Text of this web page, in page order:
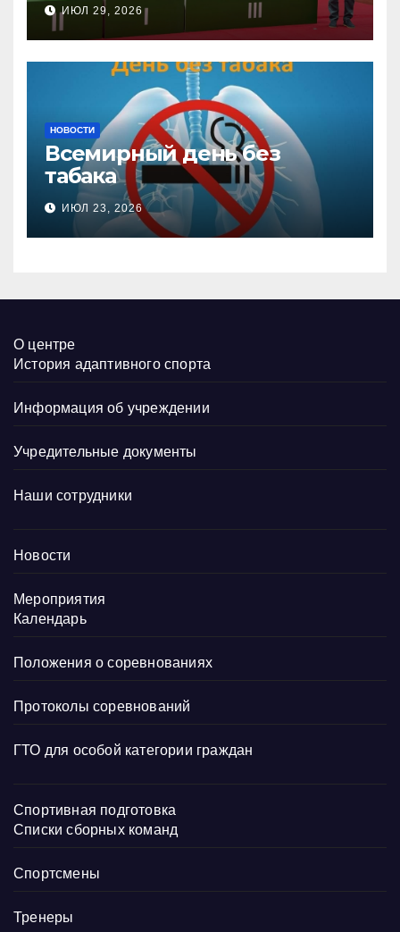
настольного тенниса ПОДА
ИЮЛ 29, 2026
НОВОСТИ
Всемирный день без
табака
ИЮЛ 23, 2026
О центре
История адаптивного спорта
Информация об учреждении
Учредительные документы
Наши сотрудники
Новости
Мероприятия
Календарь
Положения о соревнованиях
Протоколы соревнований
ГТО для особой категории граждан
Спортивная подготовка
Списки сборных команд
Спортсмены
Тренеры